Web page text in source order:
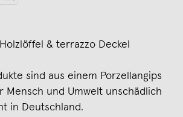
& terrazzo Deckel
sind aus einem Porzellangips
Mensch und Umwelt unschädlich
in Deutschland.